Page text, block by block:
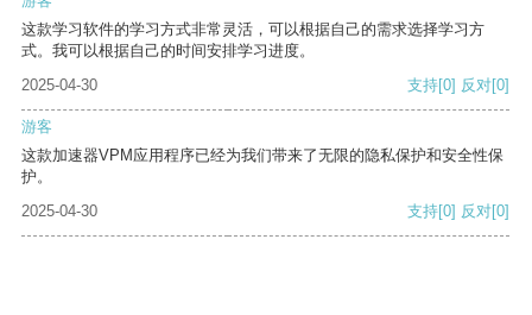
这款学习软件的学习方式非常灵活，可以根据自己的需求选择学习方
式。我可以根据自己的时间安排学习进度。
2025-04-30
支持[0] 反对[0]
游客
这款加速器VPM应用程序已经为我们带来了无限的隐私保护和安全性保
护。
2025-04-30
支持[0] 反对[0]